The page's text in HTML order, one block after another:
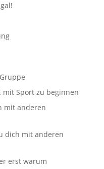
mit Sport zu beginnen
mit anderen
dich mit anderen
erst warum